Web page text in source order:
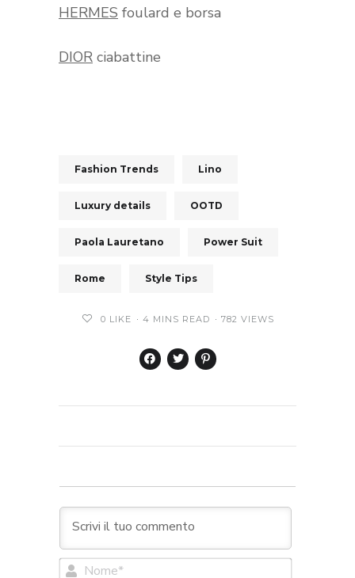
HERMES foulard e borsa
DIOR ciabattine
Fashion Trends Lino
Luxury details OOTD
Paola Lauretano Power Suit
Rome Style Tips
0 LIKE 4 MINS READ 782 VIEWS
Nome*